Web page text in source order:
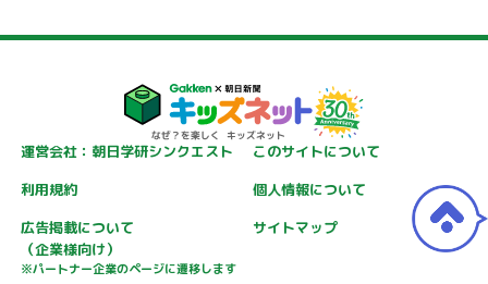
運営会社：朝日学研シンクエスト
このサイトについて
利用規約
個人情報について
広告掲載について
（企業様向け）
※パートナー企業のページに遷移します
サイトマップ